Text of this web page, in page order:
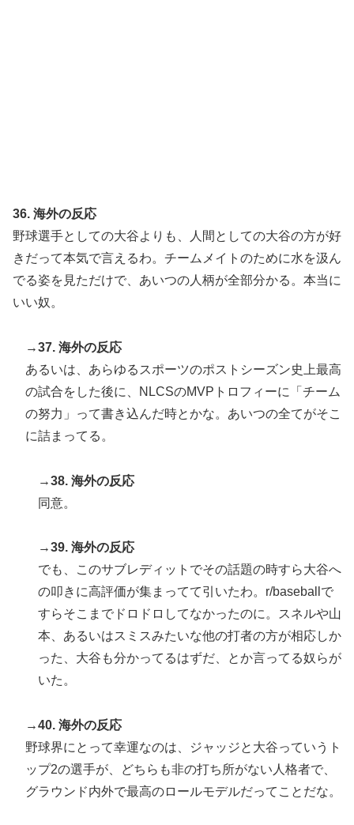
36. 海外の反応
野球選手としての大谷よりも、人間としての大谷の方が好
きだって本気で言えるわ。チームメイトのために水を汲ん
でる姿を見ただけで、あいつの人柄が全部分かる。本当に
いい奴。
→37. 海外の反応
あるいは、あらゆるスポーツのポストシーズン史上最高
の試合をした後に、NLCSのMVPトロフィーに「チーム
の努力」って書き込んだ時とかな。あいつの全てがそこ
に詰まってる。
→38. 海外の反応
同意。
→39. 海外の反応
でも、このサブレディットでその話題の時すら大谷へ
の叩きに高評価が集まってて引いたわ。r/baseballで
すらそこまでドロドロしてなかったのに。スネルや山
本、あるいはスミスみたいな他の打者の方が相応しか
った、大谷も分かってるはずだ、とか言ってる奴らが
いた。
→40. 海外の反応
野球界にとって幸運なのは、ジャッジと大谷っていうト
ップ2の選手が、どちらも非の打ち所がない人格者で、
グラウンド内外で最高のロールモデルだってことだな。